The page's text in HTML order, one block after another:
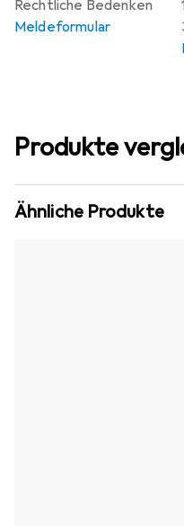
Rechtliche Bedenken
Meldeformular
Produkte
Ähnliche Produkte